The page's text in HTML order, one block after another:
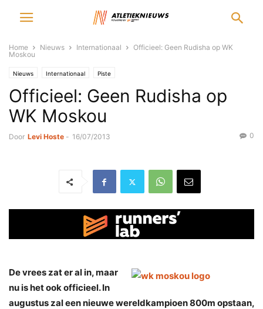
Home Nieuws Internationaal
Officieel: Geen Rudisha op WK
Moskou
Nieuws Internationaal Piste
Officieel: Geen Rudisha op
WK Moskou
Door Levi Hoste - 16/07/2013 0
De vrees zat er al in, maar
nu is het ook officieel. In
augustus zal een nieuwe wereldkampioen 800m opstaan,